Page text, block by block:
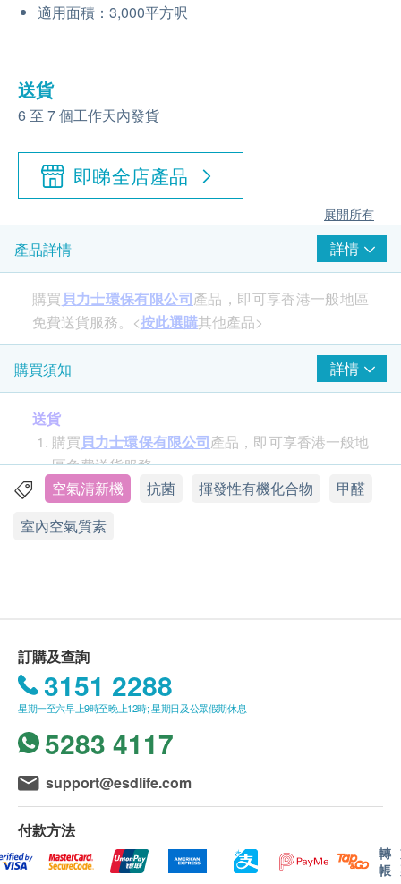
適用面積：3,000平方呎
送貨
6 至 7 個工作天內發貨
即睇全店產品
展開所有
產品詳情 詳情
購買 貝力士環保有限公司產品，即可享香港一般地區
免費送貨服務。<按此選購其他產品>
為什麼要選用Air
Oasis™空氣淨化機?
空氣污染物，特別是微細顆粒物（通常稱為PM2.5）
和揮發性有機化合物（VOCs），是可吸入的懸浮顆
粒污染物、氣態污染物或它們在空氣中的混合物，吸
入後可能會對人體造成大範圍的不良影響。科學研究
購買須知 詳情
送貨
購買貝力士環保有限公司產品，即可享香港一般地
區免費送貨服務。
訂單確認後 7 個工作天安排送貨。
訊號懸掛或黑色暴雨警告生效時，送貨服務時間將
網購health.ESDlife
於送貨前透過電話或電郵通知顧客再作安排。
倘若由於不可抗力的原因(包括但不限於由於天
災、火災、水災、意外、暴亂、戰爭、政府政策、
罷工或任何不能控制的情況)而未能準確地提供閣
康網購health.ESDlife
償。
貝力士環保有限公司
確保貨品在送貨日期前送到該地址，若因閣下的原
空氣清新機 抗菌 揮發性有機化合物
甲醛
室內空氣質素
訂購及查詢
3151 2288
星期一至六早上9時至晚上12時; 星期日及公眾假期休息
5283 4117
support@esdlife.com
付款方法
轉
帳